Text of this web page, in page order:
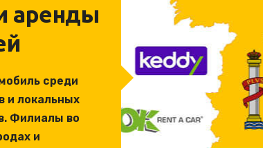
аренды
среди
и локальных
Филиалы во
и